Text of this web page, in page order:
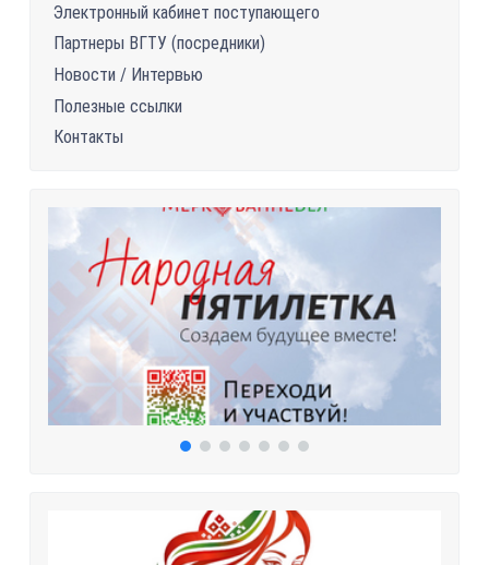
Электронный кабинет поступающего
Партнеры ВГТУ (посредники)
Новости / Интервью
Полезные ссылки
Контакты